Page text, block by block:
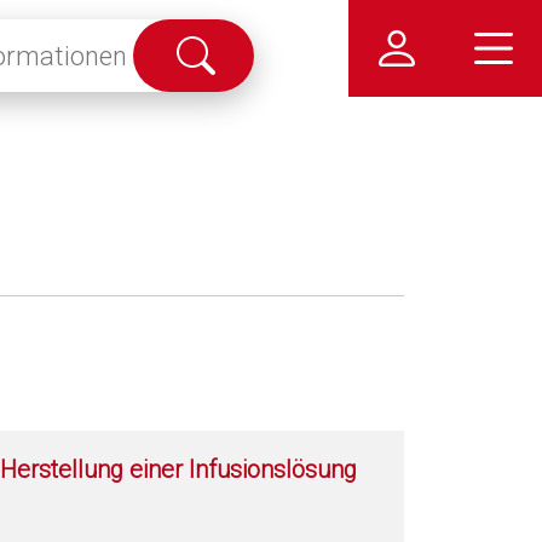
Suche
abschicken
einer Infusionslösung